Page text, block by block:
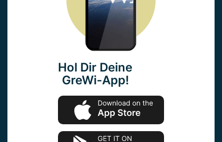
Hol Dir Deine
GreWi-App!